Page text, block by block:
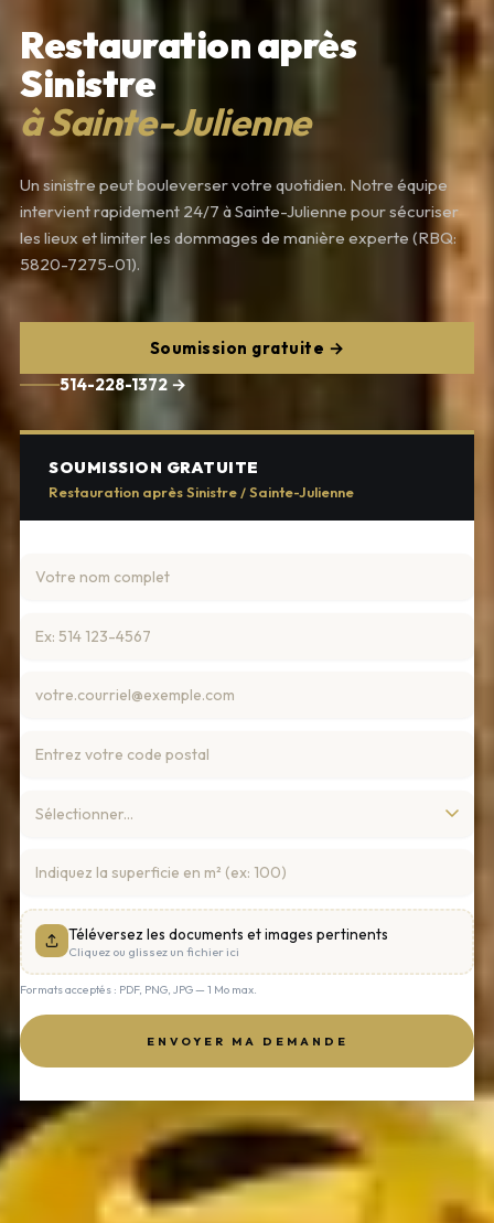
Restauration après
Sinistre
à Sainte-Julienne
Un sinistre peut bouleverser votre quotidien. Notre équipe
intervient rapidement 24/7 à Sainte-Julienne pour sécuriser
les lieux et limiter les dommages de manière experte (RBQ:
5820-7275-01).
Soumission gratuite →
514-228-1372 →
SOUMISSION GRATUITE
Restauration après Sinistre / Sainte-Julienne
Téléversez les documents et images pertinents
Cliquez ou glissez un fichier ici
Formats acceptés : PDF, PNG, JPG — 1 Mo max.
ENVOYER MA DEMANDE